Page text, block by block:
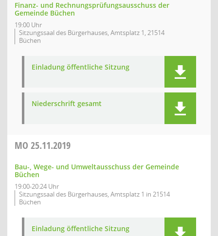
Finanz- und Rechnungsprüfungsausschuss der
Gemeinde Büchen
19:00 Uhr
Sitzungssaal des Bürgerhauses, Amtsplatz 1, 21514
Büchen
Einladung öffentliche Sitzung
Niederschrift gesamt
MO 25.11.2019
Bau-, Wege- und Umweltausschuss der Gemeinde
Büchen
19:00-20:24 Uhr
Sitzungssaal des Bürgerhauses, Amtsplatz 1 in 21514
Büchen
Einladung öffentliche Sitzung